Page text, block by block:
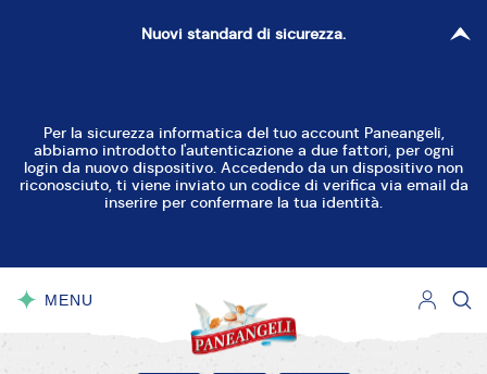
Nuovi standard di sicurezza.
Per la sicurezza informatica del tuo account Paneangeli,
abbiamo introdotto l'autenticazione a due fattori, per ogni
login da nuovo dispositivo. Accedendo da un dispositivo non
riconosciuto, ti viene inviato un codice di verifica via email da
inserire per confermare la tua identità.
MENU